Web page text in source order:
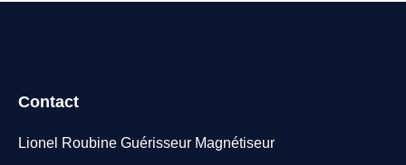
Contact
Lionel Roubine Guérisseur Magnétiseur